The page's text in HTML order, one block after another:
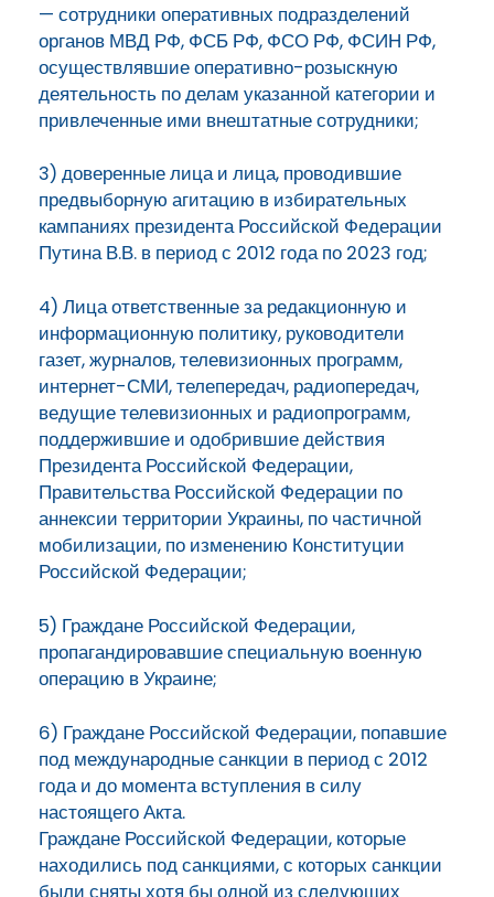
— сотрудники оперативных подразделений
органов МВД РФ, ФСБ РФ, ФСО РФ, ФСИН РФ,
осуществлявшие оперативно-розыскную
деятельность по делам указанной категории и
привлеченные ими внештатные сотрудники;
3) доверенные лица и лица, проводившие
предвыборную агитацию в избирательных
кампаниях президента Российской Федерации
Путина В.В. в период с 2012 года по 2023 год;
4) Лица ответственные за редакционную и
информационную политику, руководители
газет, журналов, телевизионных программ,
интернет-СМИ, телепередач, радиопередач,
ведущие телевизионных и радиопрограмм,
поддержившие и одобрившие действия
Президента Российской Федерации,
Правительства Российской Федерации по
аннексии территории Украины, по частичной
мобилизации, по изменению Конституции
Российской Федерации;
5) Граждане Российской Федерации,
пропагандировавшие специальную военную
операцию в Украине;
6) Граждане Российской Федерации, попавшие
под международные санкции в период с 2012
года и до момента вступления в силу
настоящего Акта.
Граждане Российской Федерации, которые
находились под санкциями, с которых санкции
были сняты хотя бы одной из следующих